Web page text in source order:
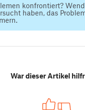
konfrontiert?
haben, das
War dieser Artikel